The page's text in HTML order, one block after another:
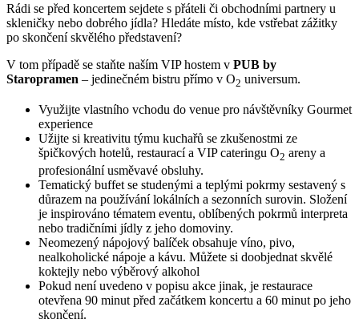
Rádi se před koncertem sejdete s přáteli či obchodními partnery u
skleničky nebo dobrého jídla? Hledáte místo, kde vstřebat zážitky
po skončení skvělého představení?
V tom případě se staňte naším VIP hostem v PUB by
Staropramen – jedinečném bistru přímo v O2 universum.
Využijte vlastního vchodu do venue pro návštěvníky Gourmet
experience
Užijte si kreativitu týmu kuchařů se zkušenostmi ze
špičkových hotelů, restaurací a VIP cateringu O2 areny a
profesionální usměvavé obsluhy.
Tematický buffet se studenými a teplými pokrmy sestavený s
důrazem na používání lokálních a sezonních surovin. Složení
je inspirováno tématem eventu, oblíbených pokrmů interpreta
nebo tradičními jídly z jeho domoviny.
Neomezený nápojový balíček obsahuje víno, pivo,
nealkoholické nápoje a kávu. Můžete si doobjednat skvělé
koktejly nebo výběrový alkohol
Pokud není uvedeno v popisu akce jinak, je restaurace
otevřena 90 minut před začátkem koncertu a 60 minut po jeho
skončení.